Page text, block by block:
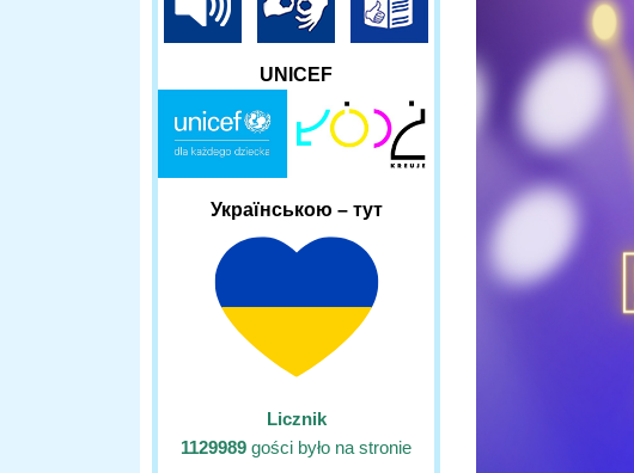
UNICEF
Українською – тут
Licznik
1129989 gości było na stronie